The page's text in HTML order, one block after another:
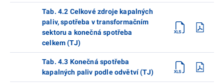
Tab. 4.2 Celkové zdroje kapalných
paliv, spotřeba v transformačním
sektoru a konečná spotřeba
celkem (TJ)
Tab. 4.3 Konečná spotřeba
kapalných paliv podle odvětví (TJ)